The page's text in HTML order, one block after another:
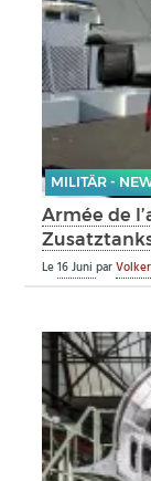
MILITÄR -
Armée de
Le16 Junipar